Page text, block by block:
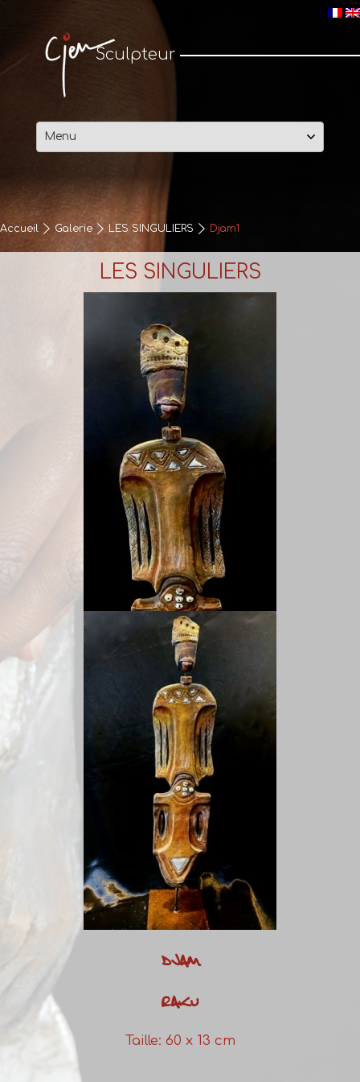
Sculpteur
Passer
au
Accueil Galerie LES SINGULIERS Djam1
LES SINGULIERS
DJAM
RAKU
Taille: 60 x 13 cm